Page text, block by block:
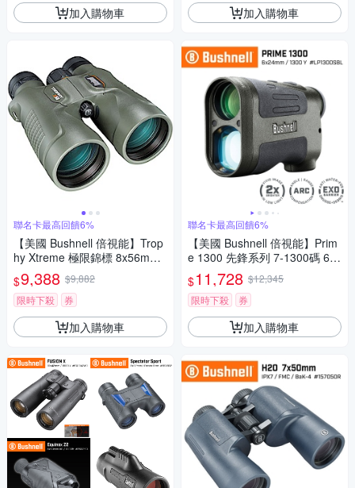
加入購物車
聯名卡最高回饋6%
【美國 Bushnell 倍視能】Trop
hy Xtreme 極限錦標 8x56mm
超大口徑防水雙筒望遠鏡 3358
56 (公司貨)
$9,388 $9,882
限時下殺
券
加入購物車
加入購物車
聯名卡最高回饋6%
【美國 Bushnell 倍視能】Prim
e 1300 先鋒系列 7-1300碼 6x2
4mm 雷射測距望遠鏡 LP1300
SBL
$11,728 $12,345
限時下殺
券
加入購物車